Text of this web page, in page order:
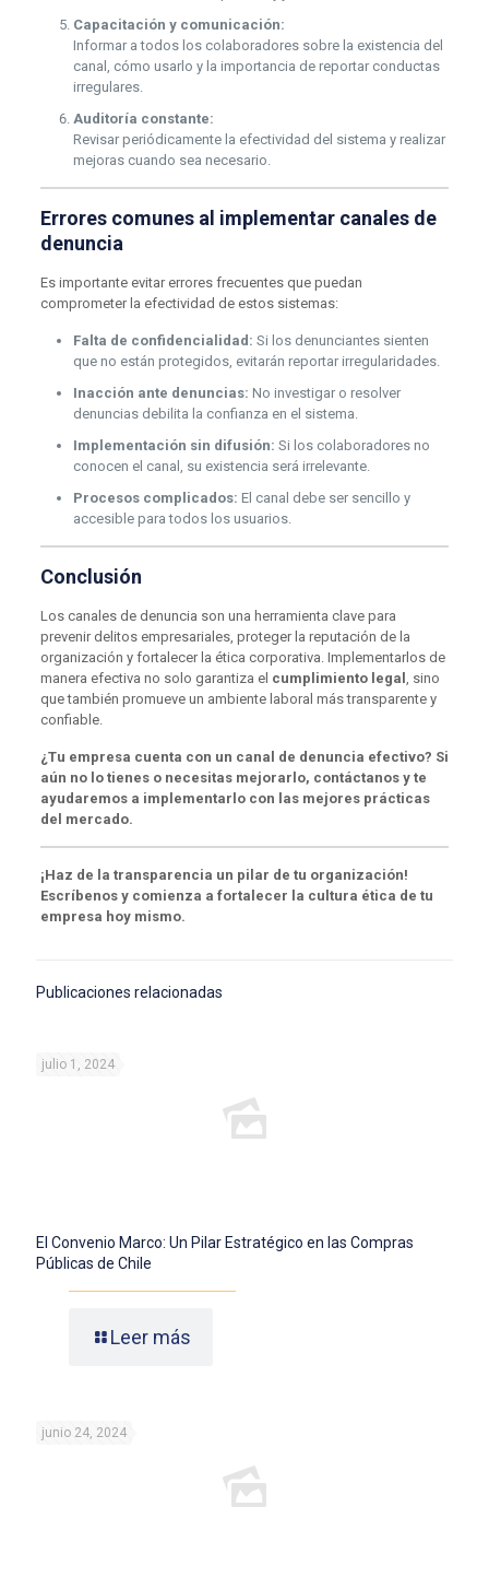
Capacitación y comunicación:
Informar a todos los colaboradores sobre la existencia del
canal, cómo usarlo y la importancia de reportar conductas
irregulares.
Auditoría constante:
Revisar periódicamente la efectividad del sistema y realizar
mejoras cuando sea necesario.
Errores comunes al implementar canales de
denuncia
Es importante evitar errores frecuentes que puedan
comprometer la efectividad de estos sistemas:
Falta de confidencialidad: Si los denunciantes sienten
que no están protegidos, evitarán reportar irregularidades.
Inacción ante denuncias: No investigar o resolver
denuncias debilita la confianza en el sistema.
Implementación sin difusión: Si los colaboradores no
conocen el canal, su existencia será irrelevante.
Procesos complicados: El canal debe ser sencillo y
accesible para todos los usuarios.
Conclusión
Los canales de denuncia son una herramienta clave para
prevenir delitos empresariales, proteger la reputación de la
organización y fortalecer la ética corporativa. Implementarlos de
manera efectiva no solo garantiza el cumplimiento legal , sino
que también promueve un ambiente laboral más transparente y
confiable.
¿Tu empresa cuenta con un canal de denuncia efectivo? Si
aún no lo tienes o necesitas mejorarlo, contáctanos y te
ayudaremos a implementarlo con las mejores prácticas
del mercado.
¡Haz de la transparencia un pilar de tu organización!
Escríbenos y comienza a fortalecer la cultura ética de tu
empresa hoy mismo.
Publicaciones relacionadas
julio 1, 2024
El Convenio Marco: Un Pilar Estratégico en las Compras
Públicas de Chile
Leer más
junio 24, 2024